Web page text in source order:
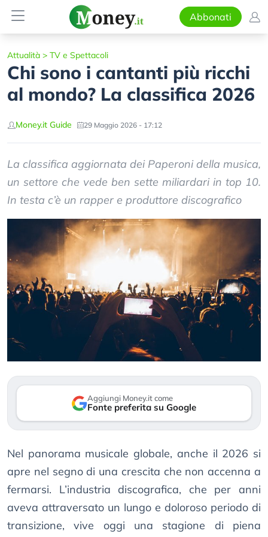
Abbonati
Attualità > TV e Spettacoli
Chi sono i cantanti più ricchi
al mondo? La classifica 2026
Money.it Guide 29 Maggio 2026 - 17:12
La classifica aggiornata dei Paperoni della musica,
un settore che vede ben sette miliardari in top 10.
In testa c’è un rapper e produttore discografico
Aggiungi Money.it come
Fonte preferita su Google
Nel panorama musicale globale, anche il 2026 si
apre nel segno di una crescita che non accenna a
fermarsi. L’industria discografica, che per anni
aveva attraversato un lungo e doloroso periodo di
transizione, vive oggi una stagione di piena